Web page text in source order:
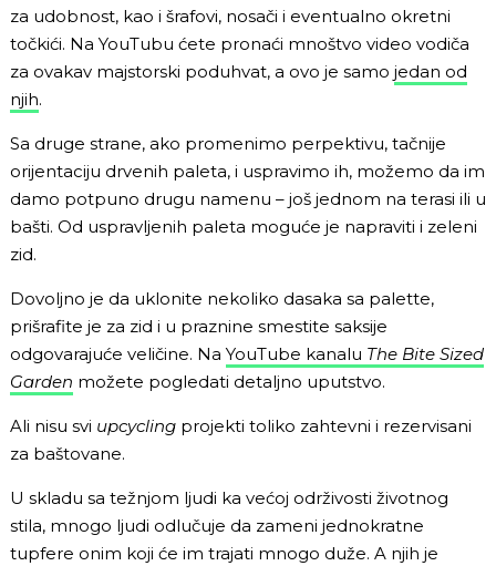
za udobnost, kao i šrafovi, nosači i eventualno okretni
točkići. Na YouTubu ćete pronaći mnoštvo video vodiča
za ovakav majstorski poduhvat, a ovo je samo jedan od
njih.
Sa druge strane, ako promenimo perpektivu, tačnije
orijentaciju drvenih paleta, i uspravimo ih, možemo da im
damo potpuno drugu namenu – još jednom na terasi ili u
bašti. Od uspravljenih paleta moguće je napraviti i zeleni
zid.
Dovoljno je da uklonite nekoliko dasaka sa palette,
prišrafite je za zid i u praznine smestite saksije
odgovarajuće veličine. Na YouTube kanalu The Bite Sized
Garden možete pogledati detaljno uputstvo.
Ali nisu svi upcycling projekti toliko zahtevni i rezervisani
za baštovane.
U skladu sa težnjom ljudi ka većoj održivosti životnog
stila, mnogo ljudi odlučuje da zameni jednokratne
tupfere onim koji će im trajati mnogo duže. A njih je